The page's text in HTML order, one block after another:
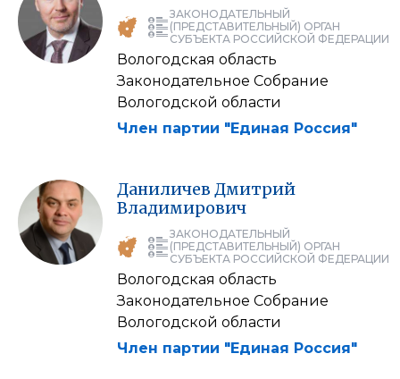
ЗАКОНОДАТЕЛЬНЫЙ
(ПРЕДСТАВИТЕЛЬНЫЙ) ОРГАН
СУБЪЕКТА РОССИЙСКОЙ ФЕДЕРАЦИИ
Вологодская область
Законодательное Собрание
Вологодской области
Член партии "Единая Россия"
Даниличев Дмитрий
Владимирович
ЗАКОНОДАТЕЛЬНЫЙ
(ПРЕДСТАВИТЕЛЬНЫЙ) ОРГАН
СУБЪЕКТА РОССИЙСКОЙ ФЕДЕРАЦИИ
Вологодская область
Законодательное Собрание
Вологодской области
Член партии "Единая Россия"